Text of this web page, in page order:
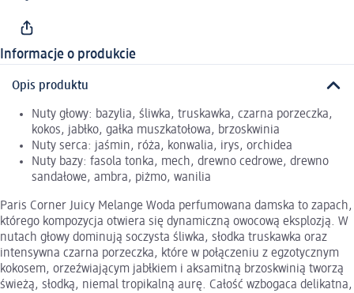
Informacje o produkcie
Opis produktu
Nuty głowy: bazylia, śliwka, truskawka, czarna porzeczka,
kokos, jabłko, gałka muszkatołowa, brzoskwinia
Nuty serca: jaśmin, róża, konwalia, irys, orchidea
Nuty bazy: fasola tonka, mech, drewno cedrowe, drewno
sandałowe, ambra, piżmo, wanilia
Paris Corner Juicy Melange Woda perfumowana damska to zapach,
którego kompozycja otwiera się dynamiczną owocową eksplozją. W
nutach głowy dominują soczysta śliwka, słodka truskawka oraz
intensywna czarna porzeczka, które w połączeniu z egzotycznym
kokosem, orzeźwiającym jabłkiem i aksamitną brzoskwinią tworzą
świeżą, słodką, niemal tropikalną aurę. Całość wzbogaca delikatna,